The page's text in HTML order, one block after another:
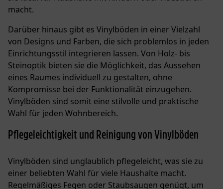
macht.
Darüber hinaus gibt es Vinylböden in einer Vielzahl
von Designs und Farben, die sich problemlos in jeden
Einrichtungsstil integrieren lassen. Von Holz- bis
Steinoptik bieten sie die Möglichkeit, das Aussehen
eines Raumes individuell zu gestalten, ohne
Kompromisse bei der Funktionalität einzugehen.
Vinylböden sind somit eine stilvolle und praktische
Wahl für jeden Wohnbereich.
Pflegeleichtigkeit und Reinigung von Vinylböden
Vinylböden sind unglaublich pflegeleicht, was sie zu
einer beliebten Wahl für viele Haushalte macht.
Regelmäßiges Fegen oder Staubsaugen genügt, um